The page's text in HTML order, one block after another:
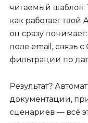
читаемый
как работает
он сразу понимает:
поле email, связь
фильтрации по
Результат?
документации,
сценариев — всё